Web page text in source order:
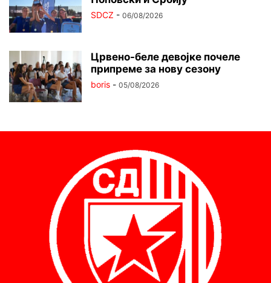
SDCZ - 06/08/2026
Црвено-беле девојке почеле
припреме за нову сезону
boris - 05/08/2026